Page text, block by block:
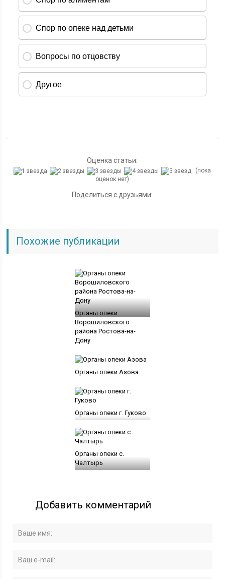
Оценка статьи:
(пока
оценок нет)
Поделиться с друзьями:
Похожие публикации
Органы опеки
Ворошиловского
района Ростова-на-
Дону
Органы опеки Азова
Органы опеки г. Гуково
Органы опеки с.
Чалтырь
Добавить комментарий